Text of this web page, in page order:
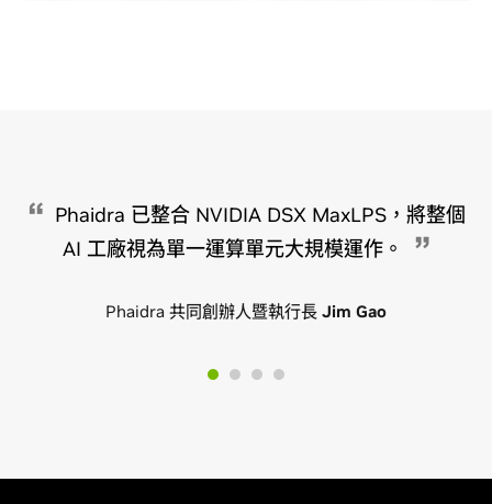
Phaidra 已整合 NVIDIA DSX MaxLPS，將整個
AI 工廠視為單一運算單元大規模運作。
Phaidra 共同創辦人暨執行長 Jim Gao